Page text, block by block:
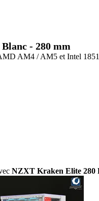
- 280 mm
AM4 / AM5 et Intel
NZXT Kraken Elite 280